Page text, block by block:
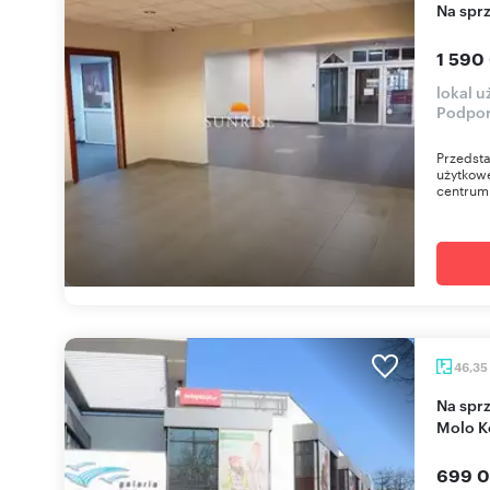
Na
1 590
lokal
46,35
Na sprzedaż lokal usługowy 46,35 m² w Galerii
Molo
699